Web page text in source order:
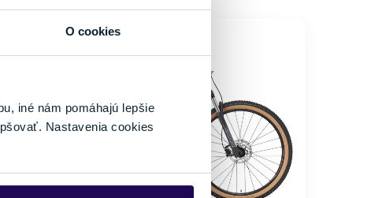
O cookies
iné nám pomáhajú lepšie
Nastavenia cookies